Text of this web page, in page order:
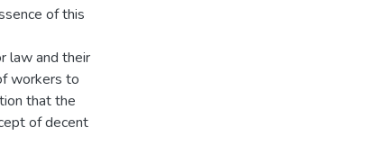
of this
law and their
workers to
that the
of decent